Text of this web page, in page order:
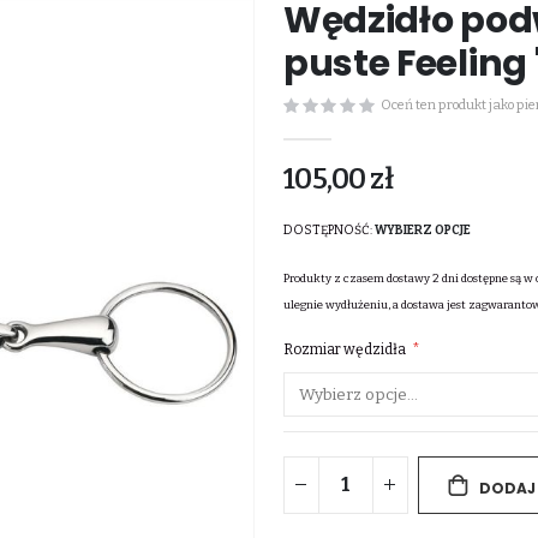
Wędzidło
puste
Oceń ten produkt jako
105,00 zł
DOSTĘPNOŚĆ:WYBIERZ OPCJE
Produkty z czasem dostawy 2 dni dostępne są
ulegnie wydłużeniu, a dostawa jest
Rozmiar wędzidła
DODAJ